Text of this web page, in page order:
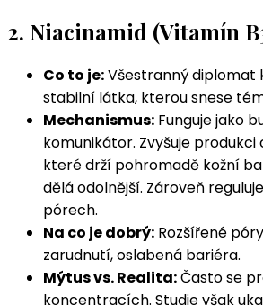
2. Niacinamid (Vitamín
Co to je:Všestranný diplomat
stabilní látka, kterou snese
Mechanismus: Funguje jako
komunikátor. Zvyšuje
které drží pohromadě kožní
dělá odolnější. Zároveň
pórech.
Na co je dobrý: Rozšířené
zarudnutí, oslabená bariéra.
Mýtus vs. Realita:Často se
koncentracích. Studie však